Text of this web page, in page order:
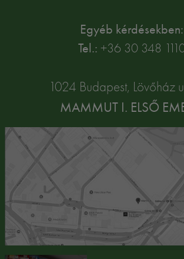
Egyéb kérdésekben:
Tel.: +36 30 348
1024 Budapest, Lövőház
MAMMUT I. ELSŐ